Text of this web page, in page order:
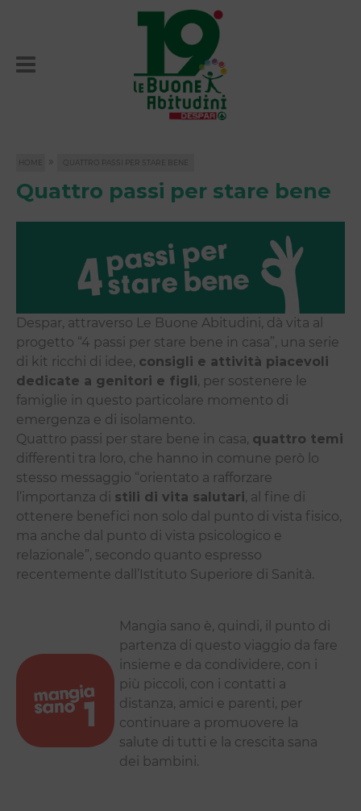
HOME » QUATTRO PASSI PER STARE BENE
Quattro passi per stare bene
Despar, attraverso Le Buone Abitudini, dà vita al
progetto “4 passi per stare bene in casa”, una serie
di kit ricchi di idee, consigli e attività piacevoli
dedicate a genitori e figli, per sostenere le
famiglie in questo particolare momento di
emergenza e di isolamento.
Quattro passi per stare bene in casa, quattro temi
differenti tra loro, che hanno in comune però lo
stesso messaggio “orientato a rafforzare
l’importanza di stili di vita salutari, al fine di
ottenere benefici non solo dal punto di vista fisico,
ma anche dal punto di vista psicologico e
relazionale”, secondo quanto espresso
recentemente dall’Istituto Superiore di Sanità.
Mangia sano è, quindi, il punto di
partenza di questo viaggio da fare
insieme e da condividere, con i
più piccoli, con i contatti a
distanza, amici e parenti, per
continuare a promuovere la
salute di tutti e la crescita sana
dei bambini.